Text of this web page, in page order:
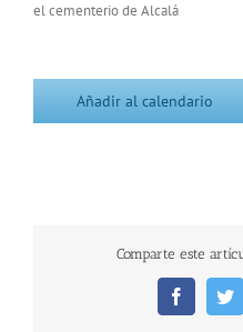
el cementerio de Alcalá
Añadir al calendario
Comparte este
Facebook